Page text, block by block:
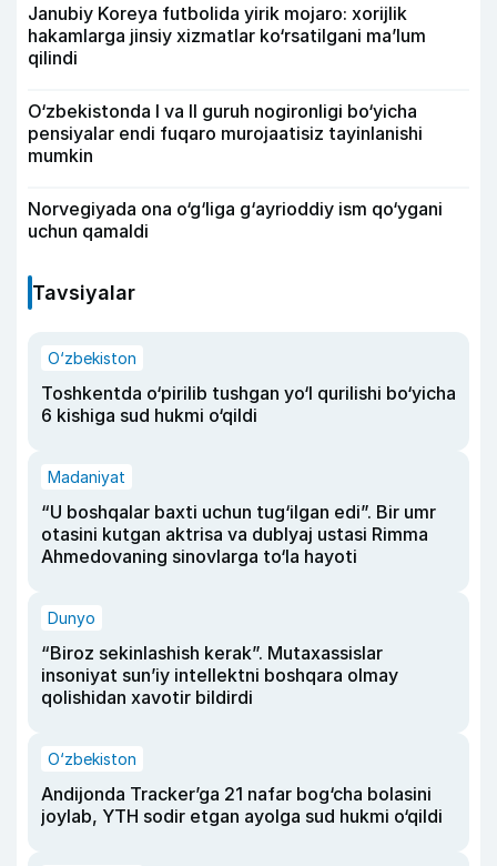
Janubiy Koreya futbolida yirik mojaro: xorijlik
hakamlarga jinsiy xizmatlar ko‘rsatilgani ma’lum
qilindi
O‘zbekistonda I va II guruh nogironligi bo‘yicha
pensiyalar endi fuqaro murojaatisiz tayinlanishi
mumkin
Norvegiyada ona o‘g‘liga g‘ayrioddiy ism qo‘ygani
uchun qamaldi
Tavsiyalar
O‘zbekiston
Toshkentda o‘pirilib tushgan yo‘l qurilishi bo‘yicha
6 kishiga sud hukmi o‘qildi
Madaniyat
“U boshqalar baxti uchun tug‘ilgan edi”. Bir umr
otasini kutgan aktrisa va dublyaj ustasi Rimma
Ahmedovaning sinovlarga to‘la hayoti
Dunyo
“Biroz sekinlashish kerak”. Mutaxassislar
insoniyat sun’iy intellektni boshqara olmay
qolishidan xavotir bildirdi
O‘zbekiston
Andijonda Tracker’ga 21 nafar bog‘cha bolasini
joylab, YTH sodir etgan ayolga sud hukmi o‘qildi